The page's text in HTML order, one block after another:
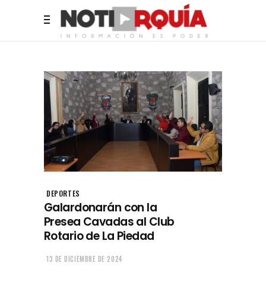
DEPORTES
Galardonarán con la
Presea Cavadas al Club
Rotario de La Piedad
13 DE DICIEMBRE DE 2024